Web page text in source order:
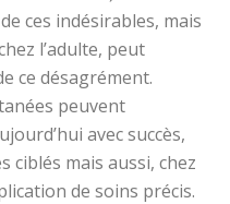
ces indésirables, mais
l’adulte, peut
ce désagrément.
peuvent
avec succès,
ciblés mais aussi, chez
de soins précis.